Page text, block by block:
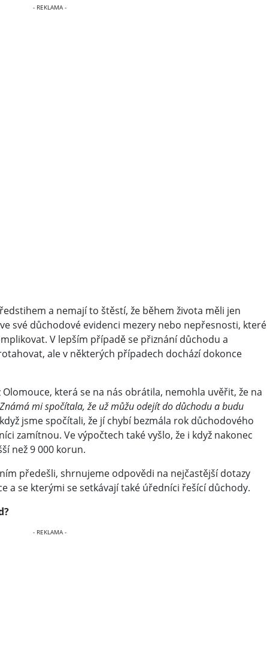
a nemají to štěstí, že během života měli jen
své důchodové evidenci mezery nebo nepřesnosti, které
V lepším případě se přiznání důchodu a
ale v některých případech dochází dokonce
která se na nás obrátila, nemohla uvěřit, že na
mi spočítala, že už můžu odejít do důchodu a budu
jsme spočítali, že jí chybí bezmála rok důchodového
zamítnou. Ve výpočtech také vyšlo, že i když nakonec
než 9 000 korun.
předešli, shrnujeme odpovědi na nejčastější dotazy
a se kterými se setkávají také úředníci řešící důchody.